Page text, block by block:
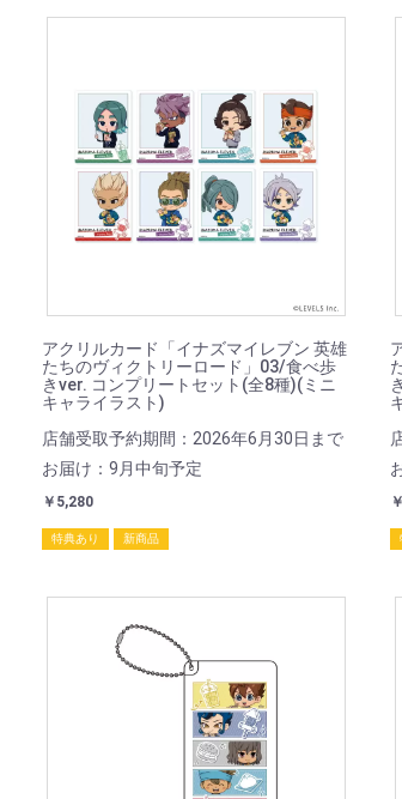
アクリルカード「イナズマイレブン 英雄
たちのヴィクトリーロード」03/食べ歩
きver. コンプリートセット(全8種)(ミニ
キャライラスト)
店舗受取予約期間：2026年6月30日まで
お届け：9月中旬予定
￥5,280
特典あり 新商品